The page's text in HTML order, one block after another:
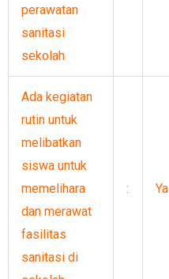
perawatan
sanitasi
sekolah
Ada kegiatan
rutin untuk
melibatkan
siswa untuk
memelihara
dan merawat
fasilitas
sanitasi di
: Ya